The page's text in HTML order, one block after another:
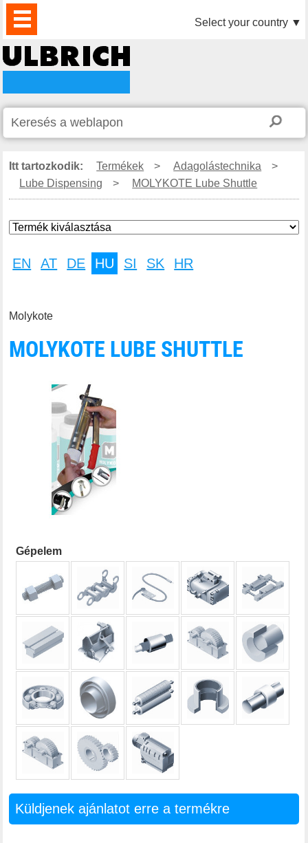
TERMÉKEK
HÍREK
LETÖLTÉS
VIDEÓK
PARTNEREINK
RÓLUNK
KAPCSOLAT Select your country ▼
Itt tartozkodik: Termékek > Adagolástechnika
>
Lube Dispensing
> MOLYKOTE Lube Shuttle
EN AT DE HU SI SK HR
Molykote
MOLYKOTE LUBE SHUTTLE
Gépelem
Küldjenek ajánlatot erre a termékre